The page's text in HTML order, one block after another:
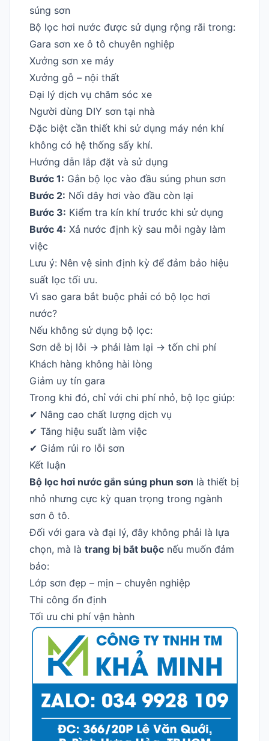
súng sơn
Bộ lọc hơi nước được sử dụng rộng rãi trong:
Gara sơn xe ô tô chuyên nghiệp
Xưởng sơn xe máy
Xưởng gỗ – nội thất
Đại lý dịch vụ chăm sóc xe
Người dùng DIY sơn tại nhà
Đặc biệt cần thiết khi sử dụng máy nén khí
không có hệ thống sấy khí.
Hướng dẫn lắp đặt và sử dụng
Bước 1: Gắn bộ lọc vào đầu súng phun sơn
Bước 2: Nối dây hơi vào đầu còn lại
Bước 3: Kiểm tra kín khí trước khi sử dụng
Bước 4: Xả nước định kỳ sau mỗi ngày làm
việc
Lưu ý: Nên vệ sinh định kỳ để đảm bảo hiệu
suất lọc tối ưu.
Vì sao gara bắt buộc phải có bộ lọc hơi
nước?
Nếu không sử dụng bộ lọc:
Sơn dễ bị lỗi -> phải làm lại -> tốn chi phí
Khách hàng không hài lòng
Giảm uy tín gara
Trong khi đó, chỉ với chi phí nhỏ, bộ lọc giúp:
✔ Nâng cao chất lượng dịch vụ
✔ Tăng hiệu suất làm việc
✔ Giảm rủi ro lỗi sơn
Kết luận
Bộ lọc hơi nước gắn súng phun sơn là thiết bị
nhỏ nhưng cực kỳ quan trọng trong ngành
sơn ô tô.
Đối với gara và đại lý, đây không phải là lựa
chọn, mà là trang bị bắt buộc nếu muốn đảm
bảo:
Lớp sơn đẹp – mịn – chuyên nghiệp
Thi công ổn định
Tối ưu chi phí vận hành